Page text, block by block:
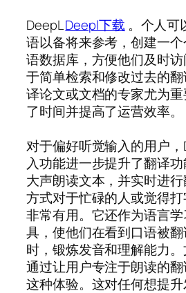
DeepLDeepl下载 。个人可
语以备将来参考，创建一
语数据库，方便他们及时
于简单检索和修改过去的
译论文或文档的专家尤为
了时间并提高了运营效率。
对于偏好听觉输入的用户
入功能进一步提升了翻译
大声朗读文本，并实时进
方式对于忙碌的人或觉得
非常有用。它还作为语言
具，使他们在看到口语被
时，锻炼发音和理解能力
通过让用户专注于朗读的
这种体验。这对任何想提